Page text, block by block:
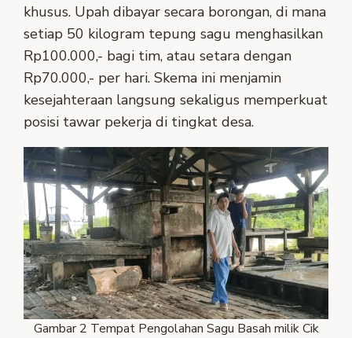
khusus. Upah dibayar secara borongan, di mana
setiap 50 kilogram tepung sagu menghasilkan
Rp100.000,- bagi tim, atau setara dengan
Rp70.000,- per hari. Skema ini menjamin
kesejahteraan langsung sekaligus memperkuat
posisi tawar pekerja di tingkat desa.
Gambar 2 Tempat Pengolahan Sagu Basah milik Cik